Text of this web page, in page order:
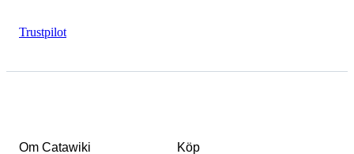
Trustpilot
Om Catawiki Köp